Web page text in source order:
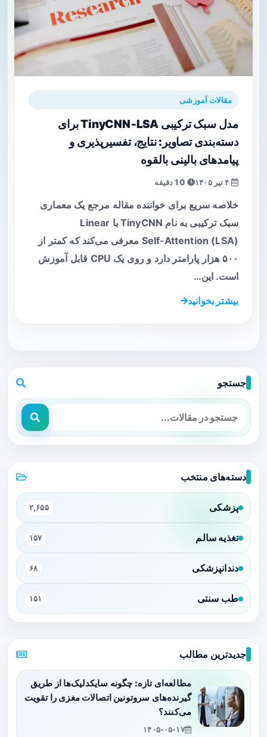
مقالات آموزشی
مدل سبک ترکیبی TinyCNN‑LSA برای
دسته‌بندی تصاویر: نتایج، تفسیرپذیری و
پیامدهای بالینی بالقوه
خلاصه سریع برای خواننده مقاله مرجع یک معماری
سبک ترکیبی به نام TinyCNN با Linear
Self‑Attention (LSA) معرفی می‌کند که کمتر از
۵۰۰ هزار پارامتر دارد و روی یک CPU قابل آموزش
است. این…
بیشتر بخوانید
جستجو
دسته‌های منتخب
پزشکی ۲,۶۵۵
تغذیه سالم ۱۵۷
دندانپزشکی ۶۸
طب سنتی ۱۵۱
جدیدترین مطالب
مطالعه‌ای تازه: چگونه سایکدلیک‌ها از طریق
گیرنده‌های سروتونین اتصالات مغزی را تقویت
می‌کنند؟
۱۴۰۵-۰۵-۱۷